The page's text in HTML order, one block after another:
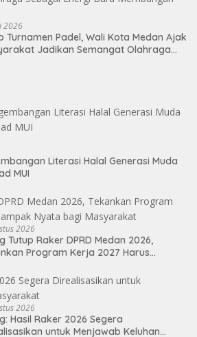
2026
Turnamen Padel, Wali Kota Medan Ajak
Jadikan Semangat Olahraga
Literasi Halal Generasi Muda
MUI
2026
Tutup Raker DPRD Medan 2026,
Program Kerja 2027 Harus
2026
Hasil Raker 2026 Segera
untuk Menjawab Keluhan